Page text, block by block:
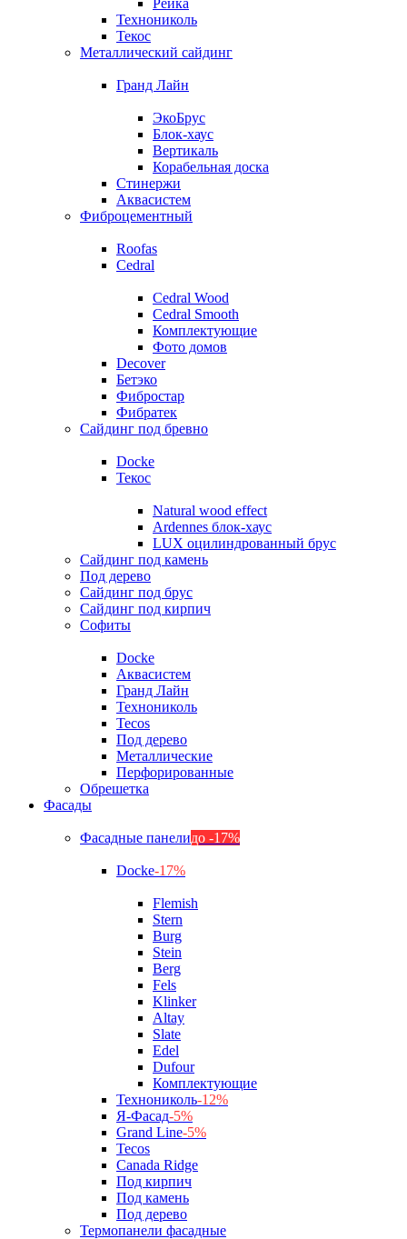
Рейка
Технониколь
Текос
Металлический сайдинг
Гранд Лайн
ЭкоБрус
Блок-хаус
Вертикаль
Корабельная доска
Стинержи
Аквасистем
Фиброцементный
Roofas
Cedral
Cedral Wood
Cedral Smooth
Комплектующие
Фото домов
Decover
Бетэко
Фибростар
Фибратек
Сайдинг под бревно
Docke
Текос
Natural wood effect
Ardennes блок-хаус
LUX оцилиндрованный брус
Сайдинг под камень
Под дерево
Сайдинг под брус
Сайдинг под кирпич
Софиты
Docke
Аквасистем
Гранд Лайн
Технониколь
Tecos
Под дерево
Металлические
Перфорированные
Обрешетка
Фасады
Фасадные панелидо -17%
Docke-17%
Flemish
Stern
Burg
Stein
Berg
Fels
Klinker
Altay
Slate
Edel
Dufour
Комплектующие
Технониколь-12%
Я-Фасад-5%
Grand Line-5%
Tecos
Canada Ridge
Под кирпич
Под камень
Под дерево
Термопанели фасадные